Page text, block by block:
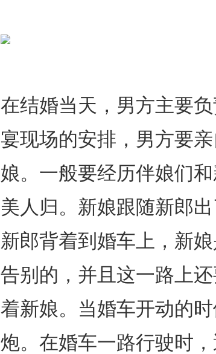
在结婚当天，男方主要
宴现场的安排，男方要
娘。一般要经历伴娘们
美人归。新娘跟随新郎
新郎背着到婚车上，新
告别的，并且这一路上
着新娘。当婚车开动的
炮。在婚车一路行驶时